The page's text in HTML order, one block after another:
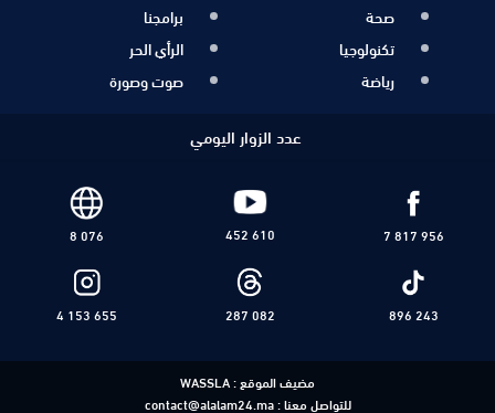
صحة
تكنولوجيا
رياضة
برامجنا
الرأي الحر
صوت وصورة
عدد الزوار اليومي
7 817 956
452 610
8 076
896 243
287 082
4 153 655
مضيف الموقع :WASSLA
للتواصل معنا :contact@alalam24.ma